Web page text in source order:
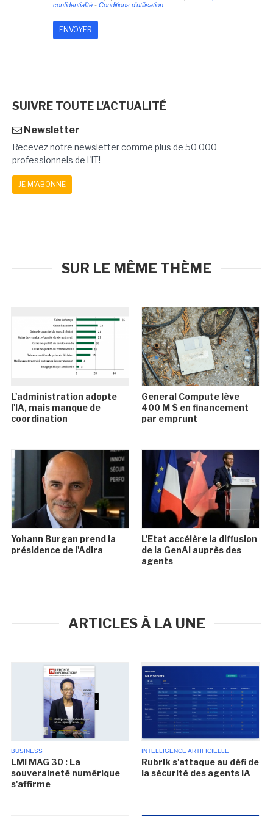
confidentialité- Conditions d'utilisation
SUIVRE TOUTE L'ACTUALITÉ
Newsletter
Recevez notre newsletter comme plus de 50 000
professionnels de l'IT!
JE M'ABONNE
SUR LE MÊME THÈME
L'administration adopte
l'IA, mais manque de
coordination
General Compute lève
400 M $ en financement
par emprunt
Yohann Burgan prend la
présidence de l'Adira
L'Etat accélère la diffusion
de la GenAI auprès des
agents
ARTICLES À LA UNE
BUSINESS
LMI MAG 30 : La
souveraineté numérique
s'affirme
INTELLIGENCE ARTIFICIELLE
Rubrik s'attaque au défi de
la sécurité des agents IA